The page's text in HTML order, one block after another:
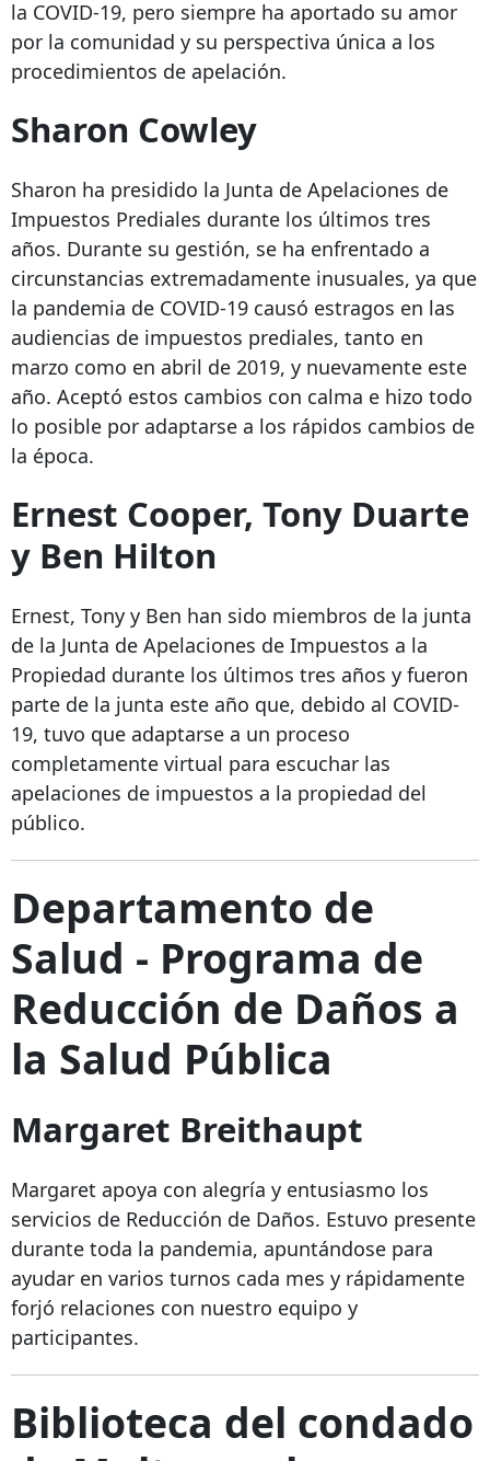
la COVID-19, pero siempre ha aportado su amor
por la comunidad y su perspectiva única a los
procedimientos de apelación.
Sharon Cowley
Sharon ha presidido la Junta de Apelaciones de
Impuestos Prediales durante los últimos tres
años. Durante su gestión, se ha enfrentado a
circunstancias extremadamente inusuales, ya que
la pandemia de COVID-19 causó estragos en las
audiencias de impuestos prediales, tanto en
marzo como en abril de 2019, y nuevamente este
año. Aceptó estos cambios con calma e hizo todo
lo posible por adaptarse a los rápidos cambios de
la época.
Ernest Cooper, Tony Duarte
y Ben Hilton
Ernest, Tony y Ben han sido miembros de la junta
de la Junta de Apelaciones de Impuestos a la
Propiedad durante los últimos tres años y fueron
parte de la junta este año que, debido al COVID-
19, tuvo que adaptarse a un proceso
completamente virtual para escuchar las
apelaciones de impuestos a la propiedad del
público.
Departamento de
Salud - Programa de
Reducción de Daños a
la Salud Pública
Margaret Breithaupt
Margaret apoya con alegría y entusiasmo los
servicios de Reducción de Daños. Estuvo presente
durante toda la pandemia, apuntándose para
ayudar en varios turnos cada mes y rápidamente
forjó relaciones con nuestro equipo y
participantes.
Biblioteca del condado